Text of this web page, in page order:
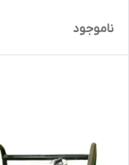
ناموجود